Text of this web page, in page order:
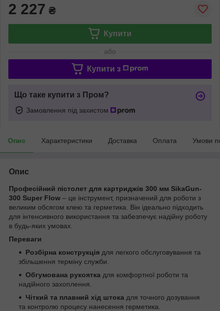
2 227 ₴
Купити
або
Купити з
Що таке купити з Пром?
Замовлення під захистом
Опис Характеристики Доставка Оплата Умови
Опис
Професійний пістолет для картриджів 300 мм SikaGun-
300 Super Flow – це інструмент, призначений для роботи з
великим обсягом клею та герметика. Він ідеально підходить
для інтенсивного використання та забезпечує надійну роботу
в будь-яких умовах.
Переваги
Розбірна конструкція для легкого обслуговування та
збільшення терміну служби.
Обгумована рукоятка для комфортної роботи та
надійного захоплення.
Чіткий та плавний хід штока для точного дозування
та контролю процесу нанесення герметика.